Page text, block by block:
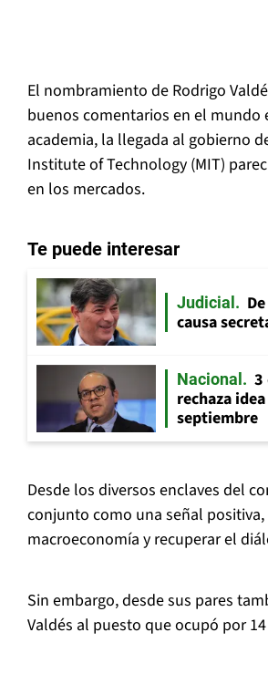
El nombramiento de Rodrigo
buenos comentarios en el mundo
academia, la llegada al gobierno
Institute of Technology (MIT)
en los mercados.
Te puede interesar
Judicial
causa
Nacional
3
rechaza
septiembre
Desde los diversos enclaves del
conjunto como una señal
macroeconomía y recuperar el
Sin embargo, desde sus pares
Valdés al puesto que ocupó por